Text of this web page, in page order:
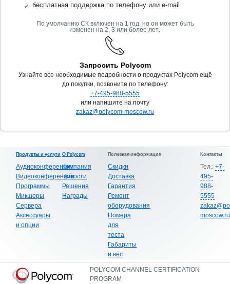
бесплатная поддержка по телефону или e-mail
По умолчанию СК включен на 1 год, но он может быть
изменен на 2, 3 или более лет.
Запросить Polycom
Узнайте все необходимые подробности о продуктах Polycom ещё
до покупки, позвоните по телефону:
+7-495-988-5555
или напишите на почту
zakaz@polycom-moscow.ru
Продукты и услуги
Аудиоконференции
Видеоконференции
Программы
Микшеры
Сервера
Аксессуары
и опции
О Polycom
Компания
Новости
Решения
Награды
Полезная информация
Скидки
Доставка
Гарантия
Ремонт
оборудования
Номера
для
теста
Габариты
и вес
Контакты
Тел.: +7-
495-
988-
5555
moscow.ru
POLYCOM CHANNEL CERTIFICATION
PROGRAM